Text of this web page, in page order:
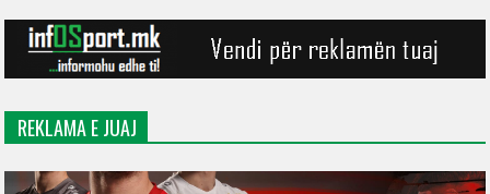
REKLAMA E JUAJ